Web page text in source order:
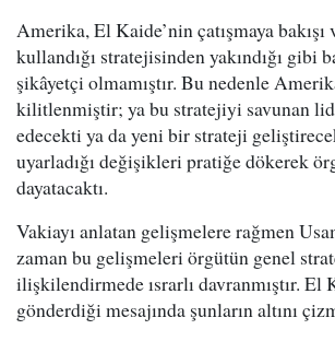
Amerika, El Kaide’nin çatışmaya bakışı
kullandığı stratejisinden yakındığı gibi
şikâyetçi olmamıştır. Bu nedenle
kilitlenmiştir; ya bu stratejiyi savunan
edecekti ya da yeni bir strateji
uyarladığı değişikleri pratiğe dökerek
dayatacaktı.
Vakiayı anlatan gelişmelere rağmen
zaman bu gelişmeleri örgütün genel
ilişkilendirmede ısrarlı davranmıştır.
gönderdiği mesajında şunların altını